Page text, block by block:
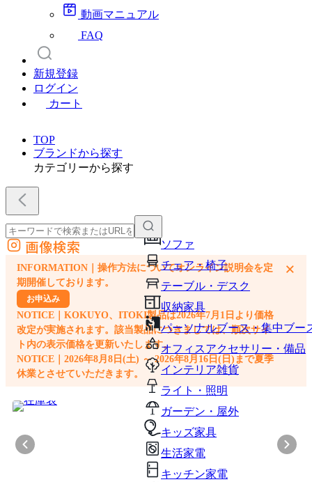
動画マニュアル
FAQ
新規登録
ログイン
カート
TOP
ブランドから探す
カテゴリーから探す
ソファ
チェア・椅子
テーブル・デスク
収納家具
パーソナルブース・集中ブー
オフィスアクセサリー・備品
インテリア雑貨
ライト・照明
ガーデン・屋外
キッズ家具
生活家電
キッチン家電
外部サイトの商品をカートに追加
他のサイトで見つけた商品ページのURLを貼り付けて、カートに追加できます
画像検索
INFORMATION｜操作方法についてオンライン説明会を定
期開催しております。
お申込み
NOTICE｜KOKUYO、ITOKI製品は2026年7月1日より価格
改定が実施されます。該当製品につきましては、順次サイ
ト内の表示価格を更新いたします。
NOTICE｜2026年8月8日(土) ～ 2026年8月16日(日)まで夏季
休業とさせていただきます。
×